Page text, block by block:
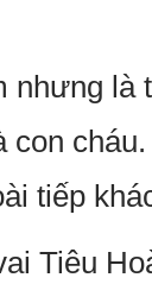
nhưng là
con cháu.
tiếp
Tiêu